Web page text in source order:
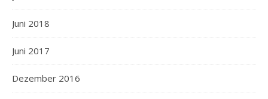
Juni 2018
Juni 2017
Dezember 2016